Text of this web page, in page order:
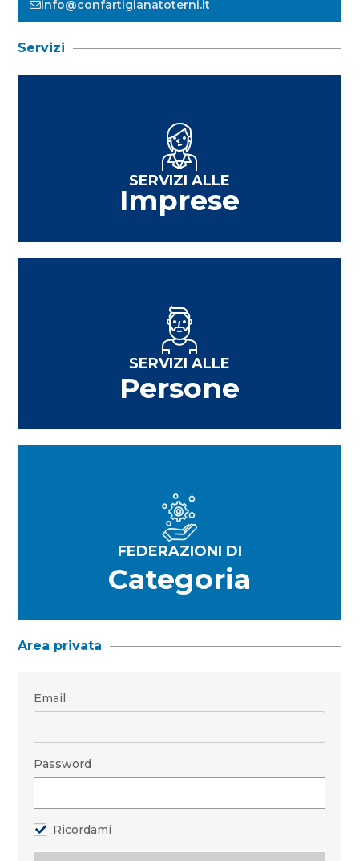
info@confartigianatoterni.it
Servizi
SERVIZI ALLE
Imprese
SERVIZI ALLE
Persone
FEDERAZIONI DI
Categoria
Area privata
Email
Password
Ricordami